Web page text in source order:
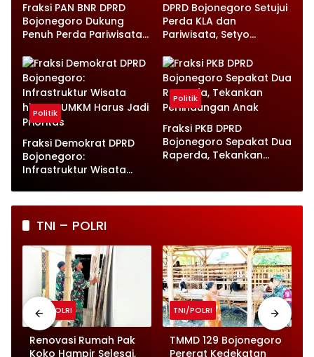
Fraksi PAN BNR DPRD
Bojonegoro Dukung
Penuh Perda Pariwisata
Anak
DPRD Bojonegoro Setujui
Perda KLA dan
Pariwisata, Setyo
Instruksi
Politik
Fraksi Demokrat DPRD
Bojonegoro:
Infrastruktur Wisata
Politik
Fraksi PKB DPRD
Bojonegoro Sepakat Dua
Raperda, Tekankan
TNI – POLRI
TNI/POLRI
Renovasi Rumah Pak
Koko Hampir Selesai,
TNI/POLRI
TMMD 129 Bojonegoro
Pererat Kedekatan